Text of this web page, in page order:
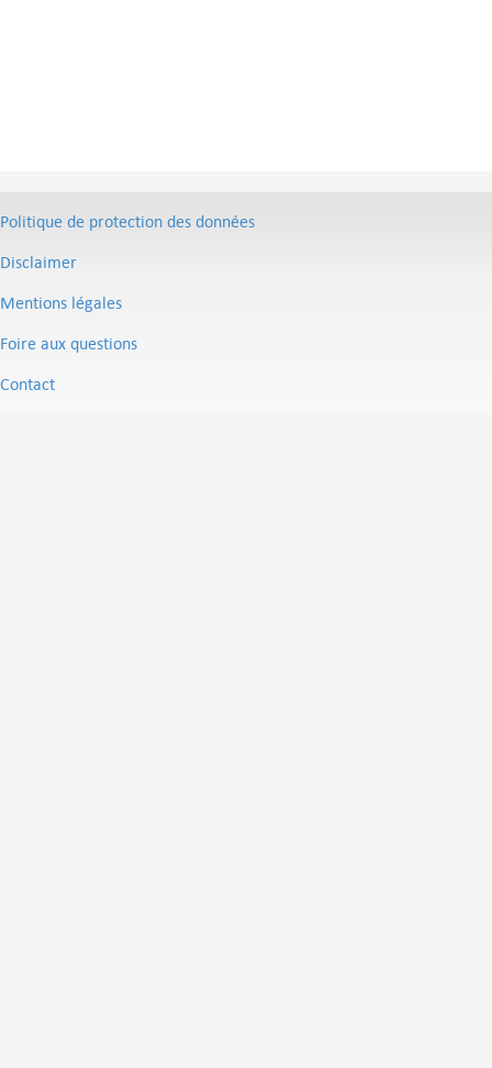
Politique de protection des données
Disclaimer
Mentions légales
Foire aux questions
Contact